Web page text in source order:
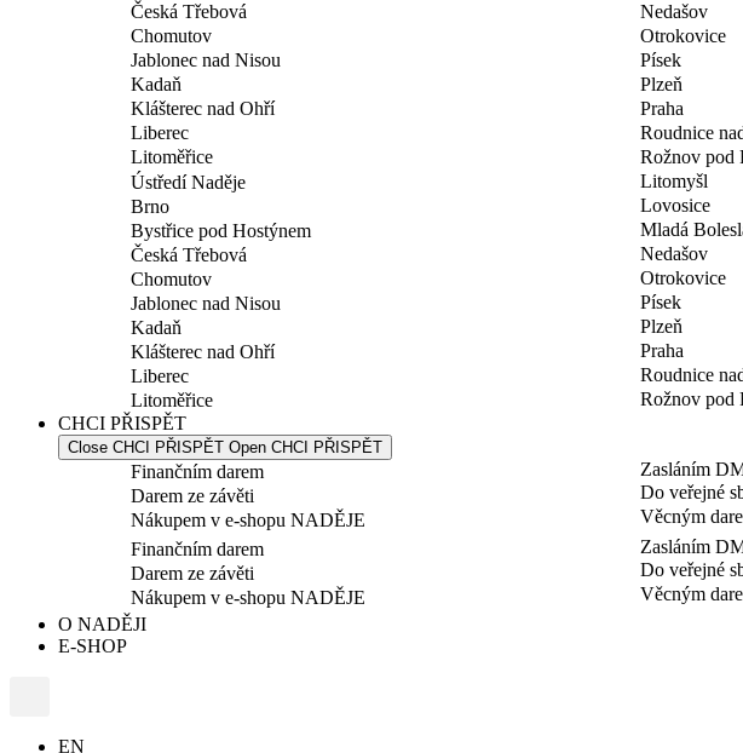
Česká Třebová
Chomutov
Jablonec nad Nisou
Kadaň
Klášterec nad Ohří
Liberec
Litoměřice
Nedašov
Otrokovice
Písek
Plzeň
Praha
Roudnice
Rožnov pod
Ústředí Naděje
Brno
Bystřice pod Hostýnem
Česká Třebová
Chomutov
Jablonec nad Nisou
Kadaň
Klášterec nad Ohří
Liberec
Litoměřice
Litomyšl
Lovosice
Mladá
Nedašov
Otrokovice
Písek
Plzeň
Praha
Roudnice
Rožnov pod
CHCI PŘISPĚT
Close CHCI PŘISPĚT Open CHCI PŘISPĚT
Finančním darem
Darem ze závěti
Nákupem v e-shopu NADĚJE
Zasláním
Do veřejné
Věcným
Finančním darem
Darem ze závěti
Nákupem v e-shopu NADĚJE
Zasláním
Do veřejné
Věcným
O NADĚJI
E-SHOP
EN